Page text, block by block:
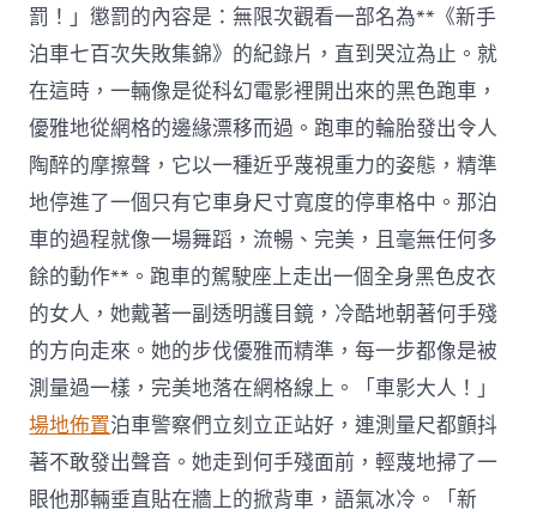
罰！」懲罰的內容是：無限次觀看一部名為**《新手
泊車七百次失敗集錦》的紀錄片，直到哭泣為止。就
在這時，一輛像是從科幻電影裡開出來的黑色跑車，
優雅地從網格的邊緣漂移而過。跑車的輪胎發出令人
陶醉的摩擦聲，它以一種近乎蔑視重力的姿態，精準
地停進了一個只有它車身尺寸寬度的停車格中。那泊
車的過程就像一場舞蹈，流暢、完美，且毫無任何多
餘的動作**。跑車的駕駛座上走出一個全身黑色皮衣
的女人，她戴著一副透明護目鏡，冷酷地朝著何手殘
的方向走來。她的步伐優雅而精準，每一步都像是被
測量過一樣，完美地落在網格線上。「車影大人！」
場地佈置泊車警察們立刻立正站好，連測量尺都顫抖
著不敢發出聲音。她走到何手殘面前，輕蔑地掃了一
眼他那輛垂直貼在牆上的掀背車，語氣冰冷。「新